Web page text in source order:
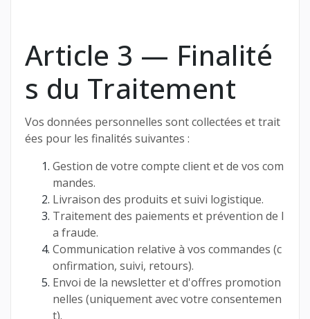
Article 3 — Finalité
s du Traitement
Vos données personnelles sont collectées et trait
ées pour les finalités suivantes :
Gestion de votre compte client et de vos com
mandes.
Livraison des produits et suivi logistique.
Traitement des paiements et prévention de l
a fraude.
Communication relative à vos commandes (c
onfirmation, suivi, retours).
Envoi de la newsletter et d'offres promotion
nelles (uniquement avec votre consentemen
t).